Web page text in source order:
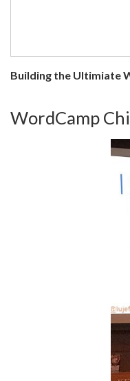
Building the Ultimiate
WordCamp